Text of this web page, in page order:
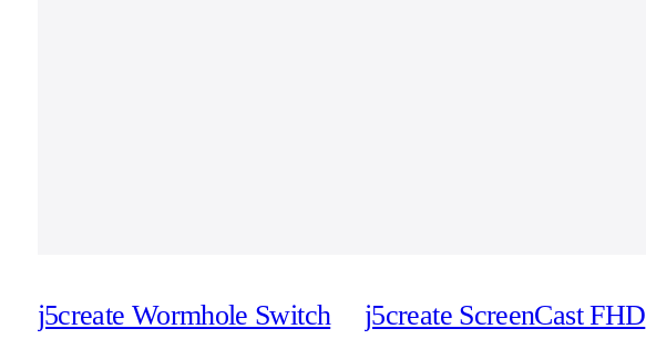
j5create Wormhole Switch
j5create ScreenCast FHD